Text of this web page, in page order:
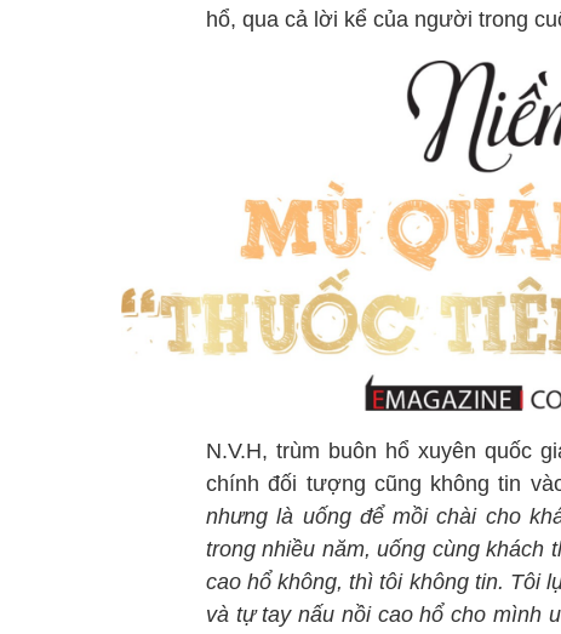
hổ, qua cả lời kể của người trong
N.V.H, trùm buôn hổ xuyên quốc
chính đối tượng cũng không tin
nhưng là uống để mồi chài cho
trong nhiều năm, uống cùng khách
cao hổ không, thì tôi không tin. Tôi
và tự tay nấu nồi cao hổ cho mình